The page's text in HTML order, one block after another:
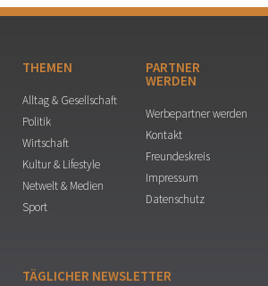
THEMEN
Alltag & Gesellschaft
Politik
Wirtschaft
Kultur & Lifestyle
Netwelt & Medien
Sport
PARTNER
WERDEN
Werbepartner werden
Kontakt
Freundeskreis
Impressum
Datenschutz
TÄGLICHER NEWSLETTER